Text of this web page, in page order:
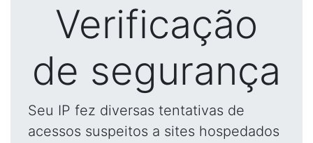
Verificação
de segurança
Seu IP fez diversas tentativas de
acessos suspeitos a sites hospedados